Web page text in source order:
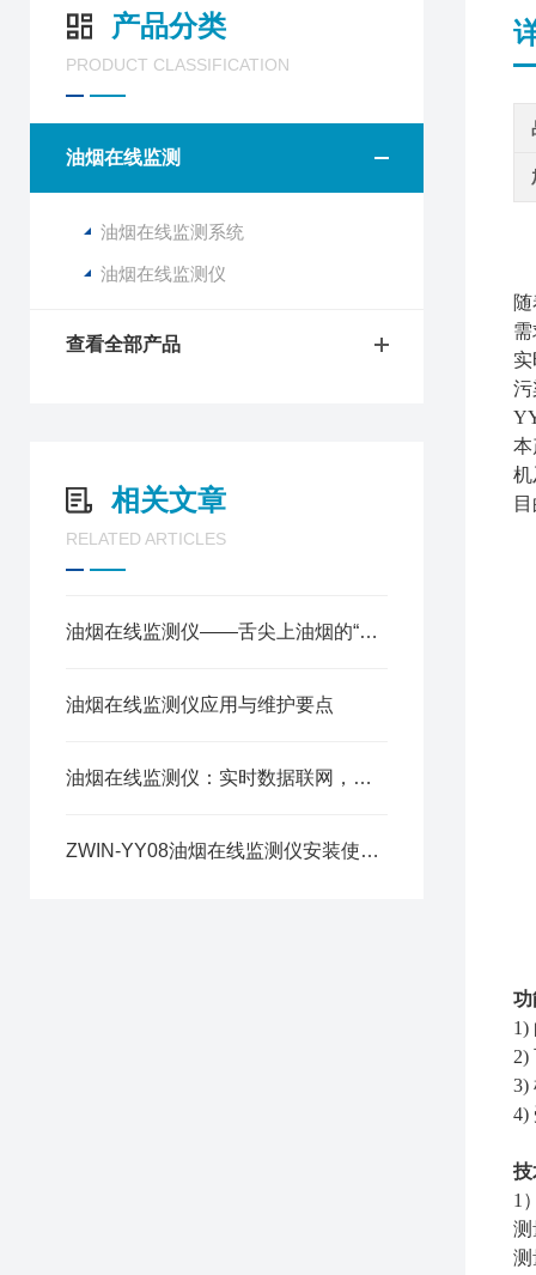
产品分类
PRODUCT CLASSIFICATION
油烟在线监测
油烟在线监测系统
油烟在线监测仪
查看全部产品
相关文章
RELATED ARTICLES
油烟在线监测仪——舌尖上油烟的“云端管家”
油烟在线监测仪应用与维护要点
油烟在线监测仪：实时数据联网，餐饮油烟治理的“环保哨兵”
ZWIN-YY08油烟在线监测仪安装使用方案详解
功
1)
2)
3)
4)
技
1
测
测